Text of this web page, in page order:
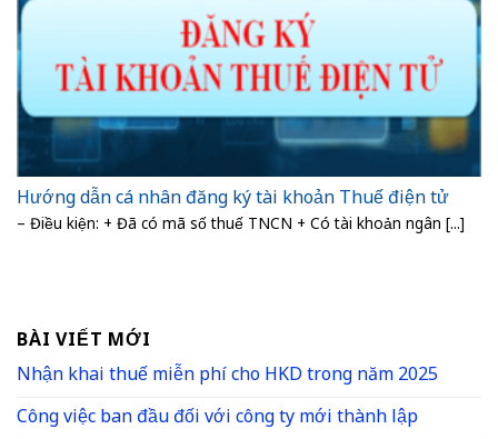
Hướng dẫn cá nhân đăng ký tài khoản Thuế điện tử
– Điều kiện: + Đã có mã số thuế TNCN + Có tài khoản ngân [...]
BÀI VIẾT MỚI
Nhận khai thuế miễn phí cho HKD trong năm 2025
Công việc ban đầu đối với công ty mới thành lập